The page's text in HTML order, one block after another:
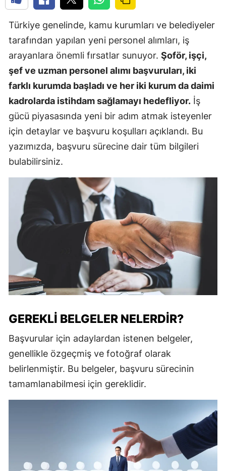
Türkiye genelinde, kamu kurumları ve belediyeler
tarafından yapılan yeni personel alımları, iş
arayanlara önemli fırsatlar sunuyor. Şoför, işçi,
şef ve uzman personel alımı başvuruları, iki
farklı kurumda başladı ve her iki kurum da daimi
kadrolarda istihdam sağlamayı hedefliyor. İş
gücü piyasasında yeni bir adım atmak isteyenler
için detaylar ve başvuru koşulları açıklandı. Bu
yazımızda, başvuru sürecine dair tüm bilgileri
bulabilirsiniz.
GEREKLI BELGELER NELERDIR?
Başvurular için adaylardan istenen belgeler,
genellikle özgeçmiş ve fotoğraf olarak
belirlenmiştir. Bu belgeler, başvuru sürecinin
tamamlanabilmesi için gereklidir.